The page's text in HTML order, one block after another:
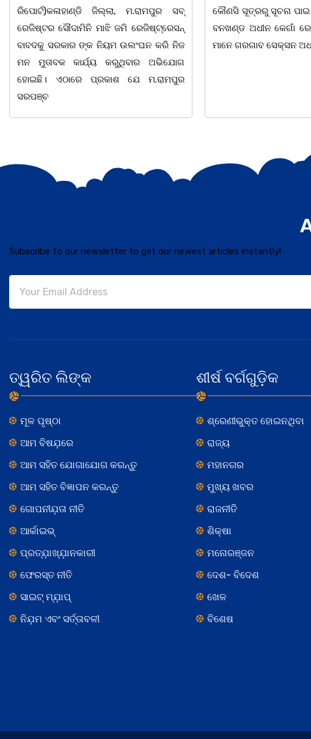
କୌଣସି ସୂତ୍ରରୁ ସୂଚନା ପାଇ କଳାହାଣ୍ଡି ଉତ୍ତର
ବନଖଣ୍ଡ ଅଧୀନ କେଗାଁ ରେଞ୍ଜର ବନ କର୍ମଚାରୀ
ମାନେ ଗରଗାବ ସେକ୍ସନ ଅଧୀନ କାନ୍ଦୁଲଝର
-2026 ଆବାହକ ବିଜୟ
ସଂଯୋଜନା ଓ
ଯାଇଛି l ମହିଳା ସଶକ୍ତିକରଣ
Subscribe to our newsletter to get our newest articles instantly!
ତ୍ୱରିତ ଲିଙ୍କ
ମୂଳ ପୃଷ୍ଠା
ଆମ ବିଷଯ଼ରେ
ଆମ ସହିତ ଯୋଗାଯୋଗ କରନ୍ତୁ
ଆମ ସହିତ ବିଜ୍ଞାପନ କରନ୍ତୁ
ଗୋପନୀଯ଼ତା ନୀତି
ଆର୍କାଇଭ୍
ପ୍ରତ୍ଯ଼ାଖ୍ଯ଼ାନକାରୀ
ଫେରସ୍ତ ନୀତି
ସାଇଟ୍ ମ୍ଯ଼ାପ୍
ନିଯ଼ମ ଏବଂ ସର୍ତ୍ତାବଳୀ
ଶୀର୍ଷ ବର୍ଗଗୁଡ଼ିକ
ଶ୍ରେଣୀଭୁକ୍ତ ହୋଇନଥିବା
ରାଜ୍ୟ
ମହାନଗର
ମୁଖ୍ୟ ଖବର
ରାଜନୀତି
ଶିକ୍ଷା
ମନୋରଞ୍ଜନ
ଦେଶ- ବିଦେଶ
ଖେଳ
ବିଶେଷ